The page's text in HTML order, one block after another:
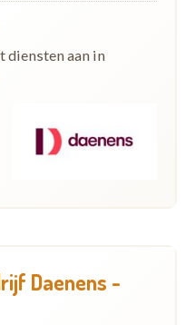
aan in
Daenens -